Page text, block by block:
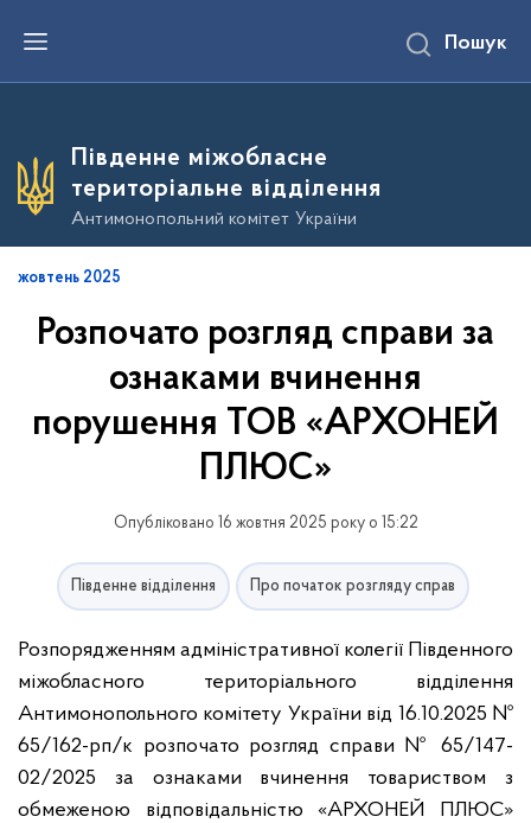
е
о
о
в
Пошук
Південне міжобласне
територіальне відділення
Антимонопольний комітет України
жовтень 2025
Розпочато розгляд справи за
ознаками вчинення
порушення ТОВ «АРХОНЕЙ
ПЛЮС»
Опубліковано 16 жовтня 2025 року о 15:22
Південне відділення Про початок розгляду справ
Розпорядженням адміністративної колегії Південного
міжобласного територіального відділення
Антимонопольного комітету України від 16.10.2025 №
65/162-рп/к розпочато розгляд справи № 65/147-
02/2025 за ознаками вчинення товариством з
обмеженою відповідальністю «АРХОНЕЙ ПЛЮС»